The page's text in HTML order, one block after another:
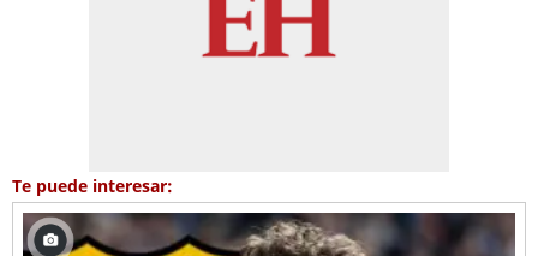
Te puede interesar: